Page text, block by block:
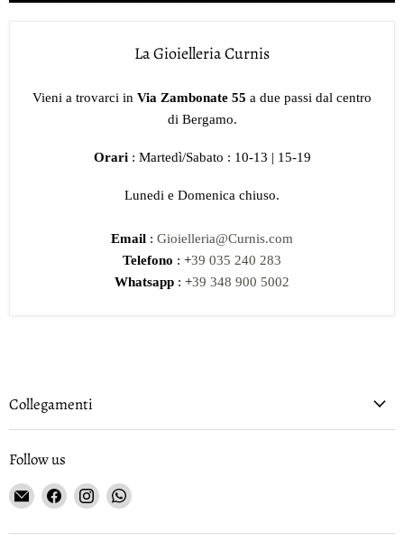
La Gioielleria Curnis
Vieni a trovarci in Via Zambonate 55 a due passi dal centro
di Bergamo.
Orari : Martedì/Sabato : 10-13 | 15-19
Lunedi e Domenica chiuso.
Email : Gioielleria@Curnis.com
Telefono : +39 035 240 283
Whatsapp : +39 348 900 5002
Collegamenti
Follow us
Email
Gioielleria
Curnis
Find
on
Find
on
Find
on